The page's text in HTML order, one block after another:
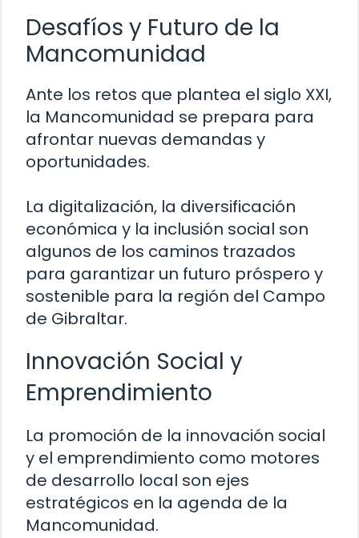
Desafíos y Futuro de la
Mancomunidad
Ante los retos que plantea el siglo XXI,
la Mancomunidad se prepara para
afrontar nuevas demandas y
oportunidades.
La digitalización, la diversificación
económica y la inclusión social son
algunos de los caminos trazados
para garantizar un futuro próspero y
sostenible para la región del Campo
de Gibraltar.
Innovación Social y
Emprendimiento
La promoción de la innovación social
y el emprendimiento como motores
de desarrollo local son ejes
estratégicos en la agenda de la
Mancomunidad.